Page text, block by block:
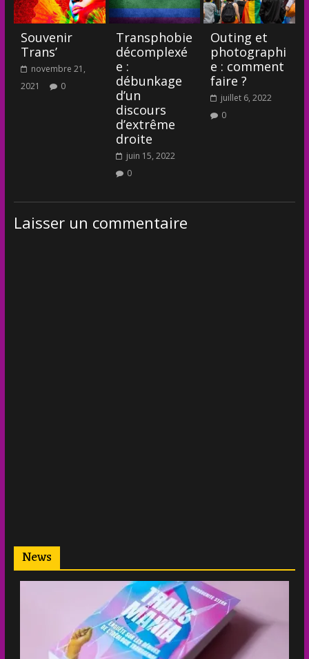
Souvenir
Trans’
novembre 21,
2021
0
Transphobie
décomplexé
e :
débunkage
d’un
discours
d’extrême
droite
juin 15, 2022
0
Outing et
photographi
e : comment
faire ?
juillet 6, 2022
0
Laisser un commentaire
News